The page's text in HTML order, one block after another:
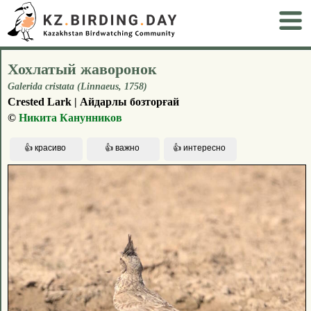
Хохлатый жаворонок
Galerida cristata (Linnaeus, 1758)
Crested Lark | Айдарлы бозторғай
© Никита Канунников